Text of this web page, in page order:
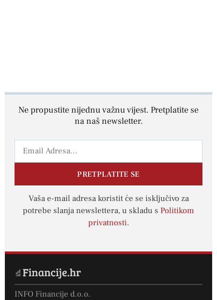
Ne propustite nijednu važnu vijest. Pretplatite se
na naš newsletter.
PRETPLATITE SE
Vaša e-mail adresa koristit će se isključivo za
potrebe slanja newslettera, u skladu s Politikom
privatnosti.
INFO Financije d.o.o.